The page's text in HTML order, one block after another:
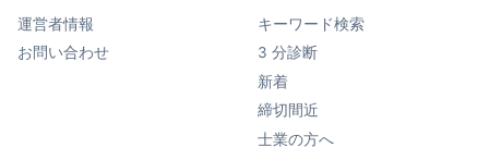
運営者情報
お問い合わせ
キーワード検索
3 分診断
新着
締切間近
士業の方へ